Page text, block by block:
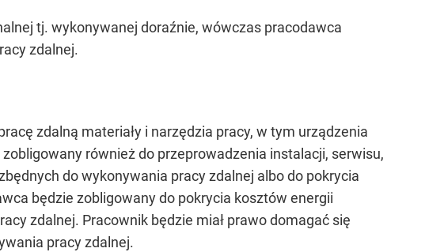
tj. wykonywanej doraźnie, wówczas pracodawca
zdalnej.
zdalną materiały i narzędzia pracy, w tym urządzenia
również do przeprowadzenia instalacji, serwisu,
do wykonywania pracy zdalnej albo do pokrycia
będzie zobligowany do pokrycia kosztów energii
zdalnej. Pracownik będzie miał prawo domagać się
pracy zdalnej.